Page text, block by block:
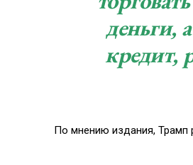
деньги,
кредит,
По мнению издания, Трамп